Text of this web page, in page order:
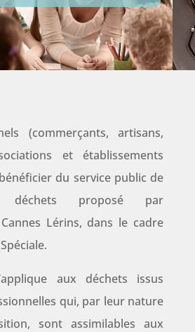
(commerçants, artisans,
et établissements
du service public de
déchets proposé par
Lérins, dans le cadre
aux déchets issus
qui, par leur nature
sont assimilables aux